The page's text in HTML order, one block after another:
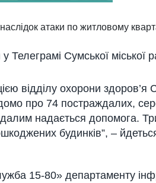
атаки по житловому
Телеграмі Сумської міської
відділу охорони здоров’я
про 74 постраждалих,
надається допомога.
будинків”, –
15-80» департаменту